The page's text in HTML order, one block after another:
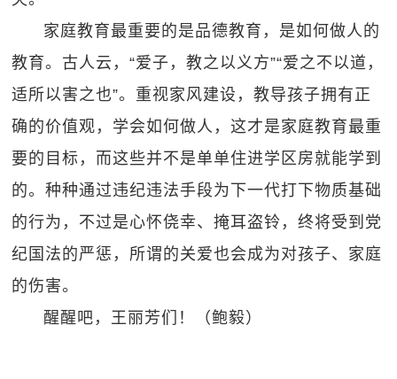
家庭教育最重要的是品德教育，是如何做人的
教育。古人云，“爱子，教之以义方”“爱之不以道，
适所以害之也”。重视家风建设，教导孩子拥有正
确的价值观，学会如何做人，这才是家庭教育最重
要的目标，而这些并不是单单住进学区房就能学到
的。种种通过违纪违法手段为下一代打下物质基础
的行为，不过是心怀侥幸、掩耳盗铃，终将受到党
纪国法的严惩，所谓的关爱也会成为对孩子、家庭
的伤害。
醒醒吧，王丽芳们！（鲍毅）